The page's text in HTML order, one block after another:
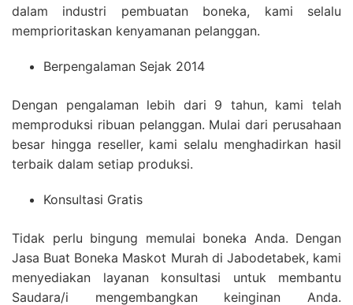
dalam industri pembuatan boneka, kami selalu
memprioritaskan kenyamanan pelanggan.
Berpengalaman Sejak 2014
Dengan pengalaman lebih dari 9 tahun, kami telah
memproduksi ribuan pelanggan. Mulai dari perusahaan
besar hingga reseller, kami selalu menghadirkan hasil
terbaik dalam setiap produksi.
Konsultasi Gratis
Tidak perlu bingung memulai boneka Anda. Dengan
Jasa Buat Boneka Maskot Murah di Jabodetabek, kami
menyediakan layanan konsultasi untuk membantu
Saudara/i mengembangkan keinginan Anda.